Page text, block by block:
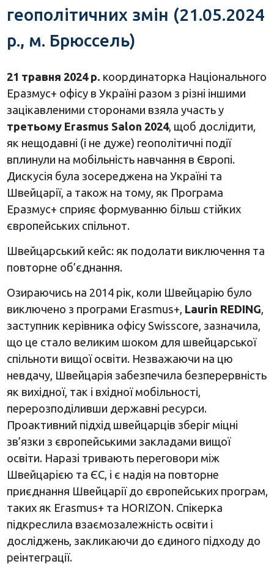
геополітичних змін (21.05.2024
р., м. Брюссель)
21 травня 2024 р. координаторка Національного
Еразмус+ офісу в Україні разом з різні іншими
зацікавленими сторонами взяла участь у
третьому Erasmus Salon 2024, щоб дослідити,
як нещодавні (і не дуже) геополітичні події
вплинули на мобільність навчання в Європі.
Дискусія була зосереджена на Україні та
Швейцарії, а також на тому, як Програма
Еразмус+ сприяє формуванню більш стійких
європейських спільнот.
Швейцарський кейс: як подолати виключення та
повторне об’єднання.
Озираючись на 2014 рік, коли Швейцарію було
виключено з програми Erasmus+, Laurin REDING,
заступник керівника офісу Swisscore, зазначила,
що це стало великим шоком для швейцарської
спільноти вищої освіти. Незважаючи на цю
невдачу, Швейцарія забезпечила безперервність
як вихідної, так і вхідної мобільності,
перерозподіливши державні ресурси.
Проактивний підхід швейцарців зберіг міцні
зв’язки з європейськими закладами вищої
освіти. Наразі тривають переговори між
Швейцарією та ЄС, і є надія на повторне
приєднання Швейцарії до європейських програм,
таких як Erasmus+ та HORIZON. Спікерка
підкреслила взаємозалежність освіти і
досліджень, закликаючи до єдиного підходу до
реінтеграції.